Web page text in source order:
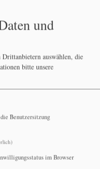
Feiertagen Sonntag Rogate
17. Mai
und
auswählen, die
bitte unsere
Benutzersitzung
im Browser